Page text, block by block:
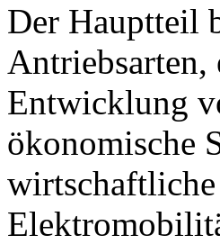
Der Hauptteil
Entwicklung
ökonomische
wirtschaftliche